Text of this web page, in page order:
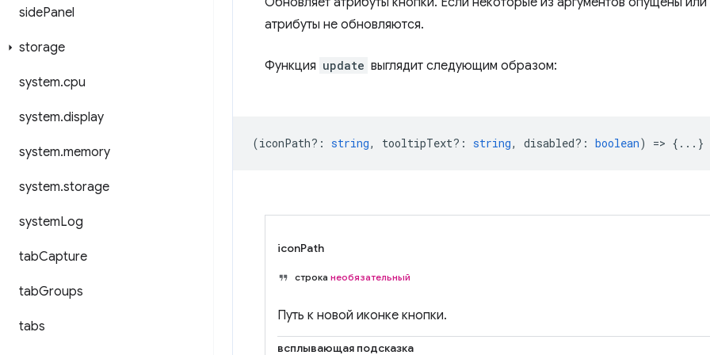
sidePanel
storage
system.cpu
system.display
system.memory
system.storage
systemLog
tabCapture
tabGroups
tabs
атрибуты не обновляются.
Функция update выглядит следующим образом:
(iconPath? : string, tooltipText? : string, disabled? : boolean) => {...}
iconPath
строка необязательный
Путь к новой иконке кнопки.
всплывающая подсказка